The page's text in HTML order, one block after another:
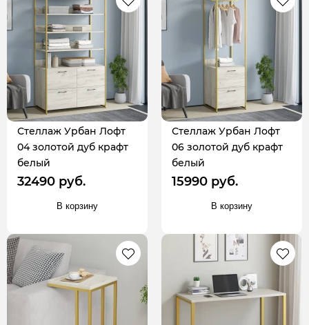
Стеллаж Урбан Лофт
04 золотой дуб крафт
белый
32490 руб.
В корзину
Стеллаж Урбан Лофт
06 золотой дуб крафт
белый
15990 руб.
В корзину